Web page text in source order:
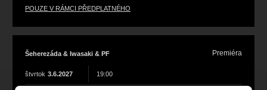
POUZE V RÁMCI PŘEDPLATNÉHO
Šeherezáda & Iwasaki & PF Premiéra
štvrtok 3.6.2027 19:00